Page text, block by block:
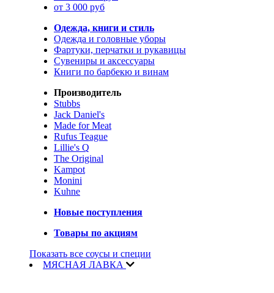
от 3 000 руб
Одежда, книги и стиль
Одежда и головные уборы
Фартуки, перчатки и рукавицы
Сувениры и аксессуары
Книги по барбекю и винам
Производитель
Stubbs
Jack Daniel's
Made for Meat
Rufus Teague
Lillie's Q
The Original
Kampot
Monini
Kuhne
Новые поступления
Товары по акциям
Показать все соусы и специи
МЯСНАЯ ЛАВКА